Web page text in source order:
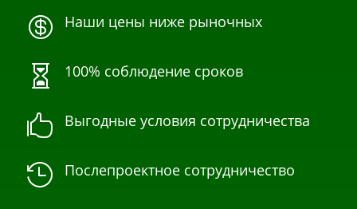
 Наши цены ниже рыночных
 100% соблюдение сроков
 Выгодные условия сотрудничества
 Послепроектное сотрудничество